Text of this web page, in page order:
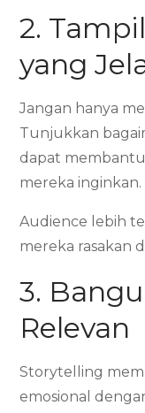
2.
yang
Jangan hanya
Tunjukkan
dapat
mereka inginkan.
Audience lebih
mereka rasakan
3.
Relevan
Storytelling
emosional